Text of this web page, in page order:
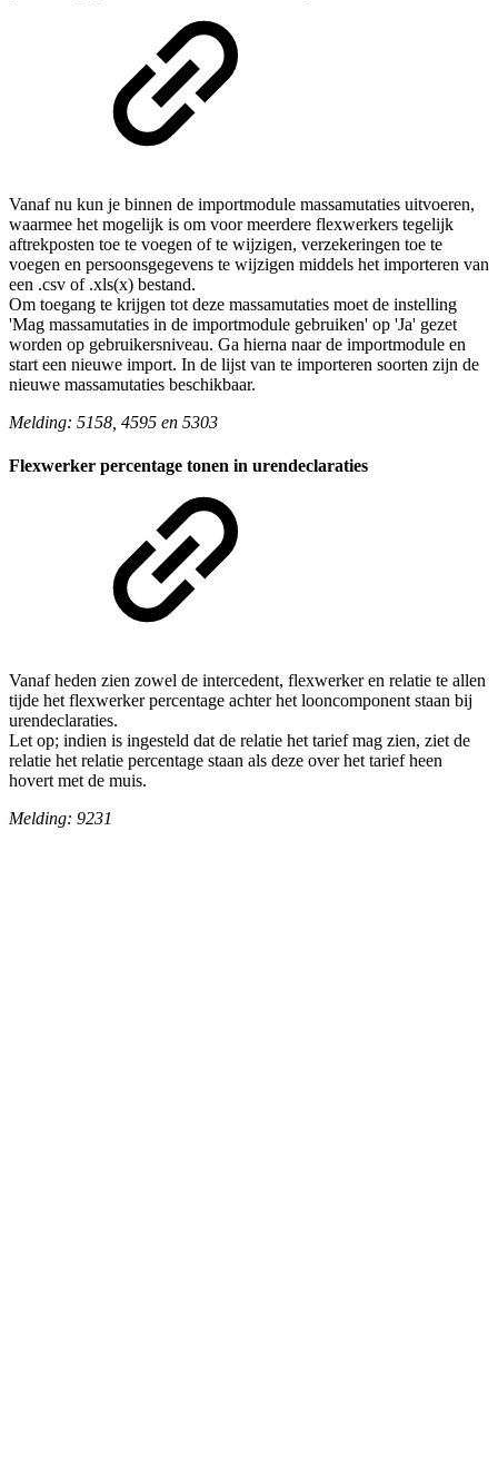
Vanaf nu kun je binnen de importmodule massamutaties uitvoeren,
waarmee het mogelijk is om voor meerdere flexwerkers tegelijk
aftrekposten toe te voegen of te wijzigen, verzekeringen toe te
voegen en persoonsgegevens te wijzigen middels het importeren van
een .csv of .xls(x) bestand.
Om toegang te krijgen tot deze massamutaties moet de instelling
'Mag massamutaties in de importmodule gebruiken' op 'Ja' gezet
worden op gebruikersniveau. Ga hierna naar de importmodule en
start een nieuwe import. In de lijst van te importeren soorten zijn de
nieuwe massamutaties beschikbaar.
Melding: 5158, 4595 en 5303
Flexwerker percentage tonen in urendeclaraties
Vanaf heden zien zowel de intercedent, flexwerker en relatie te allen
tijde het flexwerker percentage achter het looncomponent staan bij
urendeclaraties.
Let op; indien is ingesteld dat de relatie het tarief mag zien, ziet de
relatie het relatie percentage staan als deze over het tarief heen
hovert met de muis.
Melding: 9231